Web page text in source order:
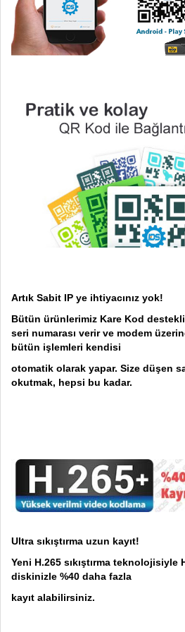
Artık Sabit IP ye ihtiyacınız yok!
Bütün ürünlerimiz Kare Kod
seri numarası verir ve modem
bütün işlemleri kendisi
otomatik olarak yapar. Size düşen
okutmak, hepsi bu kadar.
Ultra sıkıştırma uzun kayıt!
Yeni H.265 sıkıştırma teknolojisiyle
diskinizle %40 daha fazla
kayıt alabilirsiniz.